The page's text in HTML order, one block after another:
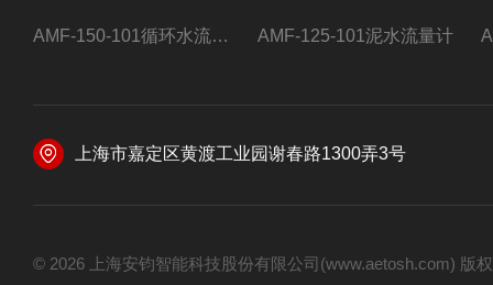
AMF-150-101循环水流量计,电磁流量计 AMF-125-101泥水流量计
上海市嘉定区黄渡工业园谢春路1300弄3号
© 2026 上海安钧智能科技股份有限公司(www.aetosh.com)